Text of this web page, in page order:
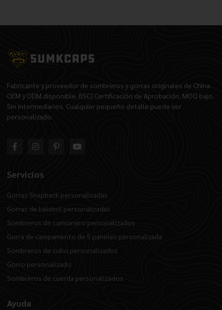
Fabricante y proveedor de sombreros y gorras originales de China.
OEM y ODM disponible. BSCI Certificación de Aprobación. MOQ bajo.
Sin intermediarios. Cualquier pequeño detalle puede ser
personalizado.
Servicios
Gorras Snapback personalizadas
Gorras de béisbol personalizadas
Sombreros de camionero personalizados
Gorra de campamento de 5 paneles personalizada
Sombreros de cubo personalizados
Gorro personalizado
Sombreros de cuerda personalizados
Ayuda